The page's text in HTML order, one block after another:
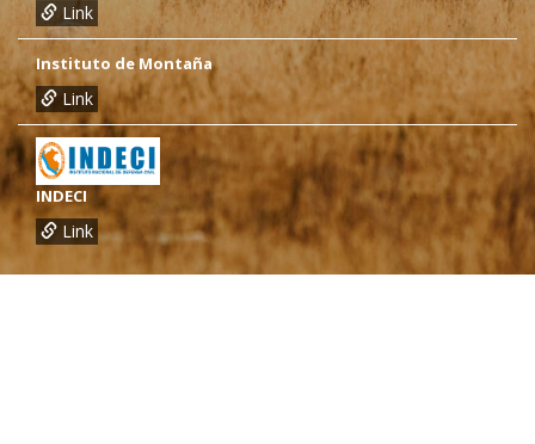
Link
Instituto de Montaña
Link
INDECI
Link